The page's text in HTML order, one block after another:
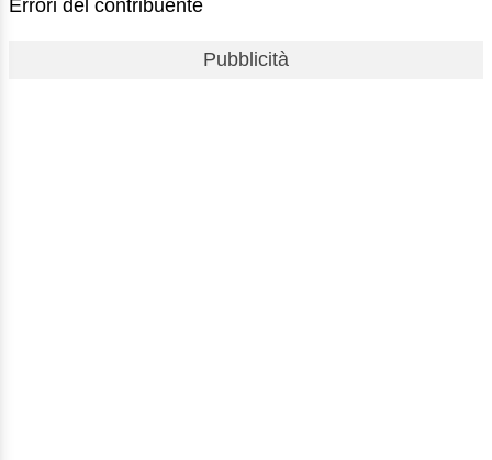
Errori del contribuente
Pubblicità